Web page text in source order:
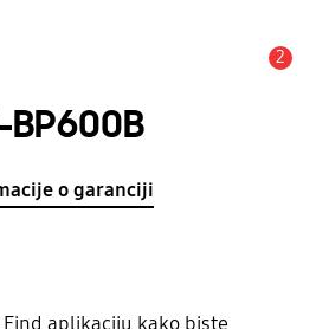
2
BP600B
o garanciji
aplikaciju kako biste